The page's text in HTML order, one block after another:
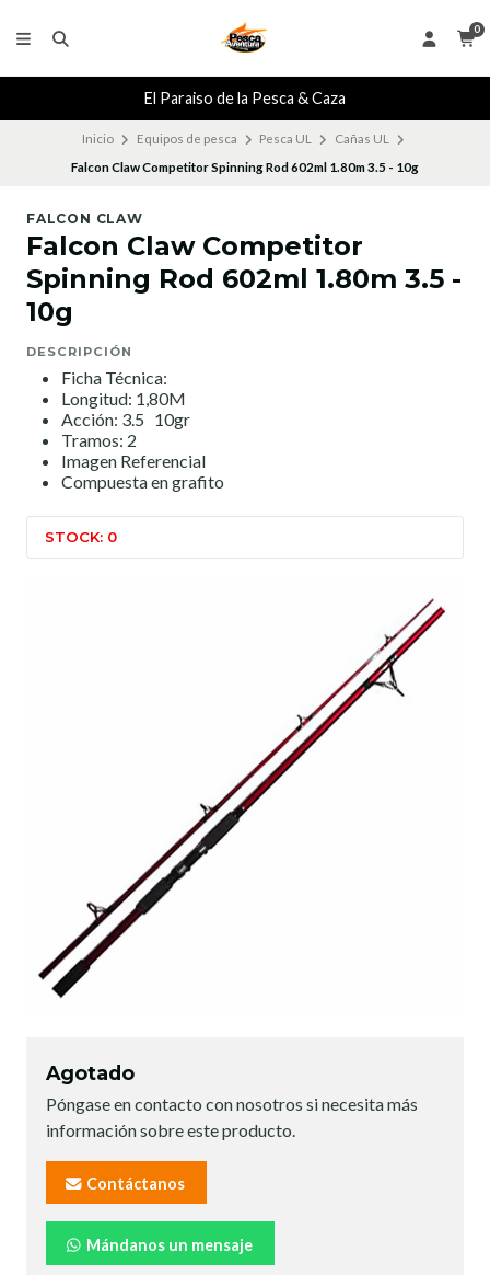
0
El Paraiso de la Pesca & Caza
Inicio Equipos de pesca Pesca UL
Cañas UL
Falcon Claw Competitor Spinning Rod 602ml 1.80m 3.5 - 10g
FALCON CLAW
Falcon Claw Competitor
Spinning Rod 602ml 1.80m 3.5 -
10g
DESCRIPCIÓN
Ficha Técnica:
Longitud: 1,80M
Acción: 3.5 10gr
Tramos: 2
Imagen Referencial
Compuesta en grafito
STOCK: 0
Agotado
Póngase en contacto con nosotros si necesita más
información sobre este producto.
Contáctanos
Mándanos un mensaje